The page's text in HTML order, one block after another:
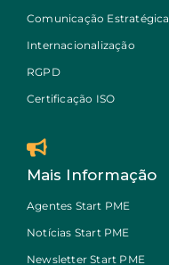
Comunicação Estratégica
Internacionalização
RGPD
Certificação ISO
Mais Informação
Agentes Start PME
Notícias Start PME
Newsletter Start PME